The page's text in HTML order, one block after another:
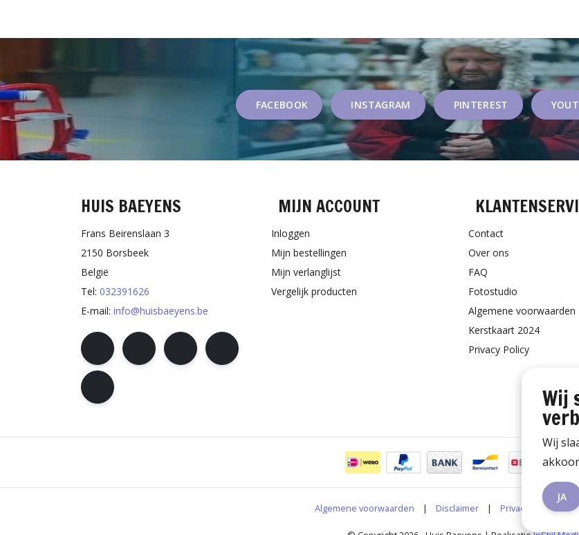
FACEBOOK INSTAGRAM PINTEREST
HUIS BAEYENS
Frans Beirenslaan 3
2150 Borsbeek
België
Tel: 032391626
E-mail: info@huisbaeyens.be
MIJN ACCOUNT
Inloggen
Mijn bestellingen
Mijn verlanglijst
Vergelijk producten
Contact
Over ons
FAQ
Fotostudio
Algemene voorwaarden
Kerstkaart 2024
Privacy Policy
Algemene voorwaarden | Disclaimer | Privacy Policy
Wij
Wij
JA